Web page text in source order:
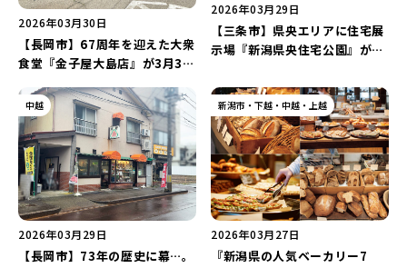
2026年03月30日
【長岡市】67周年を迎えた大衆
食堂『金子屋大島店』が3月31
♪“麻婆ラーメン･洋風カツ丼･
餃子･ラーメン”に厳選して再始
動！
2026年03月29日
【三条市】県央エリアに住宅展
示場『新潟県央住宅公園』が4
のハウスメーカーによる“最新
モデルハウス”は必見♪
中越
2026年03月29日
【長岡市】73年の歴史に幕…。
新潟市・下越・中越・上越
2026年03月27日
『新潟県の人気ベーカリー7